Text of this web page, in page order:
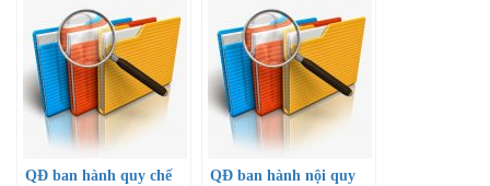
sóc, quản lý sức khỏe
HS năm học 22-23
QĐ ban hành quy chế
QĐ ban hành nội quy